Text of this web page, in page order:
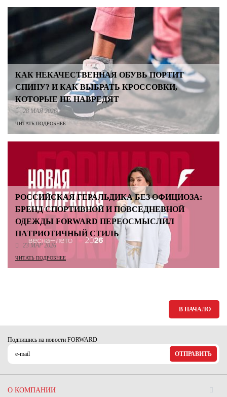
КАК НЕКАЧЕСТВЕННАЯ ОБУВЬ ПОРТИТ
СПИНУ? И КАК ВЫБРАТЬ КРОССОВКИ,
КОТОРЫЕ НЕ НАВРЕДЯТ
28 МАЯ 2026
ЧИТАТЬ ПОДРОБНЕЕ
РОССИЙСКАЯ ГЕРАЛЬДИКА БЕЗ ОФИЦИОЗА:
БРЕНД СПОРТИВНОЙ И ПОВСЕДНЕВНОЙ
ОДЕЖДЫ FORWARD ПЕРЕОСМЫСЛИЛ
ПАТРИОТИЧНЫЙ СТИЛЬ
23 МАР 2026
ЧИТАТЬ ПОДРОБНЕЕ
В НАЧАЛО
Подпишись на новости FORWARD
ОТПРАВИТЬ
О КОМПАНИИ